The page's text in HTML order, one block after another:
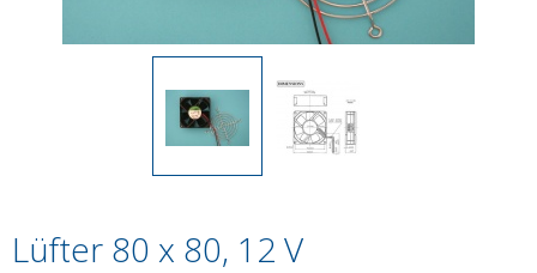
Lüfter 80 x 80, 12 V